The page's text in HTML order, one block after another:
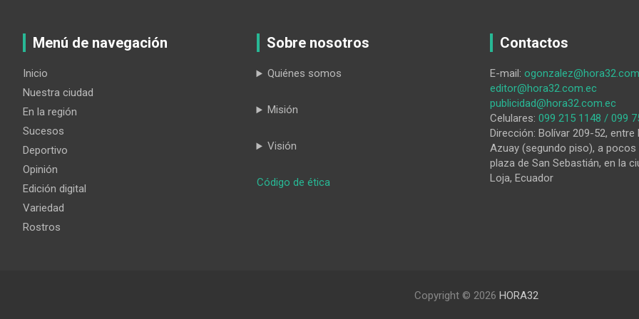
Menú de navegación
Inicio
Nuestra ciudad
En la región
Sucesos
Deportivo
Opinión
Edición digital
Variedad
Rostros
Sobre nosotros
Quiénes somos
Misión
Visión
Código de ética:
Contactos
E-mail:
editor@hora32.com.ec
publicidad@hora32.com.ec
Celulares: 099 215 1148 / 099
Dirección: Bolívar 209-52, entre
Azuay (segundo piso), a
plaza de San Sebastián, en la
Loja, Ecuador
Copyright © 2026 HORA32